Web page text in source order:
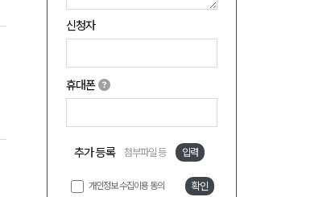
신청자
휴대폰
추가 등록 첨부파일 등 입력
개인정보 수집이용 동의 확인